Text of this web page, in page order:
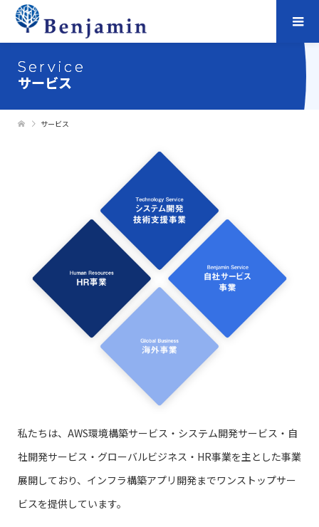
Service
サービス
サービス
私たちは、AWS環境構築サービス・システム開発サービス・自
社開発サービス・グローバルビジネス・HR事業を主とした事業
展開しており、インフラ構築アプリ開発までワンストップサー
ビスを提供しています。